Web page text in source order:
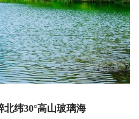
纬30°高山玻璃海